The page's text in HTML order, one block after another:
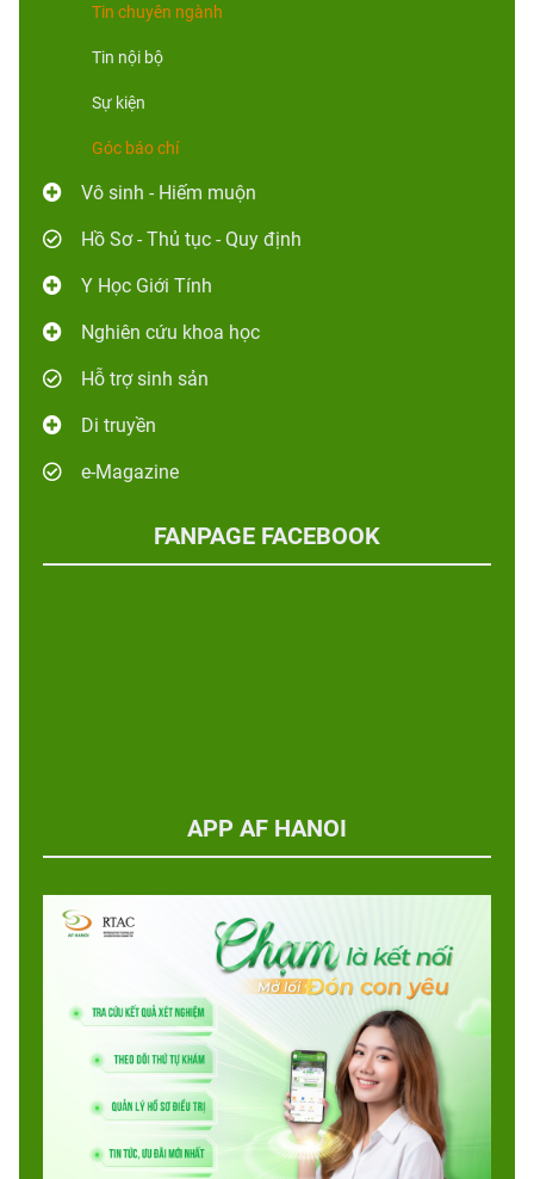
Tin chuyên ngành
Tin nội bộ
Sự kiện
Góc báo chí
Vô sinh - Hiếm muộn
Hồ Sơ - Thủ tục - Quy định
Y Học Giới Tính
Nghiên cứu khoa học
Hỗ trợ sinh sản
Di truyền
e-Magazine
FANPAGE FACEBOOK
APP AF HANOI